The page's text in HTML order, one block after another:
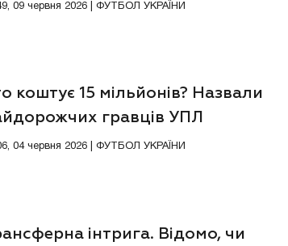
09 червня 2026 | ФУТБОЛ УКРАЇНИ
коштує 15 мільйонів? Назвали
гравців УПЛ
04 червня 2026 | ФУТБОЛ УКРАЇНИ
інтрига. Відомо, чи